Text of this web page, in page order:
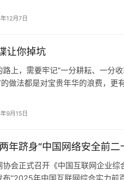
12月7日
让你掉坑
上，需要牢记“一分耕耘、一分
做法都是对宝贵年华的浪费，更
9月15日
年跻身“中国网络安全前二
协会正式召开《中国互联网企业
“2025年中国互联网综合实力前